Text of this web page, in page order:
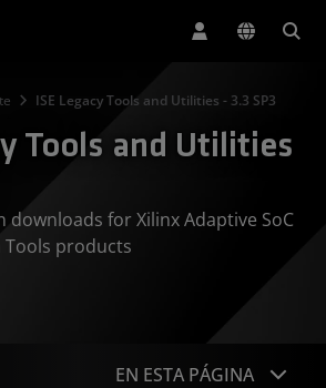
ISE Legacy Tools and Utilities - 3.3 SP3
Tools and Utilities
downloads for Xilinx Adaptive SoC
Tools products
EN ESTA PÁGINA